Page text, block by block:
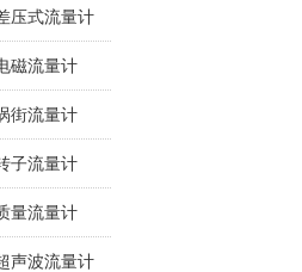
压式流量计
磁流量计
街流量计
子流量计
量流量计
声波流量计